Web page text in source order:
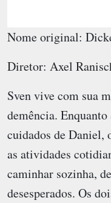
Nome original:
Diretor: Axel
Sven vive com sua
demência.
cuidados de Daniel,
as atividades
caminhar sozinha,
desesperados. Os